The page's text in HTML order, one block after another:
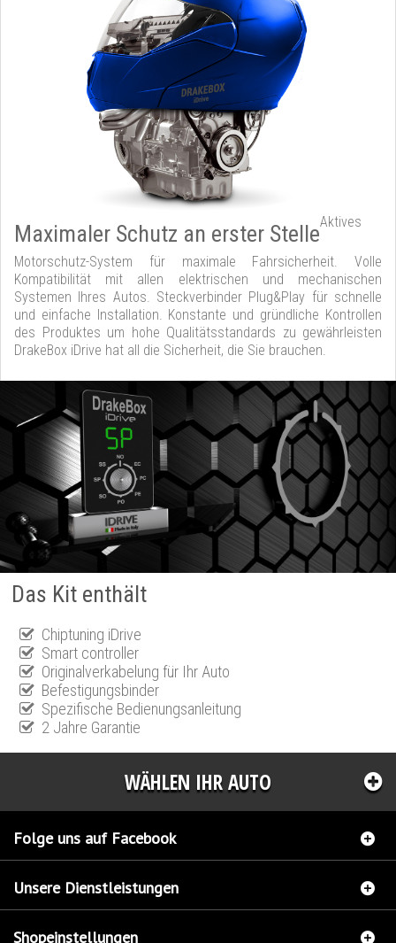
Maximaler Schutz an erster StelleAktives
Motorschutz-System für maximale Fahrsicherheit. Volle
Kompatibilität mit allen elektrischen und mechanischen
Systemen Ihres Autos. Steckverbinder Plug&Play für schnelle
und einfache Installation. Konstante und gründliche Kontrollen
des Produktes um hohe Qualitätsstandards zu gewährleisten
DrakeBox iDrive hat all die Sicherheit, die Sie brauchen.
Das Kit enthält
Chiptuning iDrive
Smart controller
Originalverkabelung für Ihr Auto
Befestigungsbinder
Spezifische Bedienungsanleitung
2 Jahre Garantie
WÄHLEN IHR AUTO
Folge uns auf Facebook
Unsere Dienstleistungen
Shopeinstellungen